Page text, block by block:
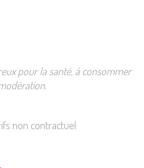
pour la santé, à consommer
non contractuel